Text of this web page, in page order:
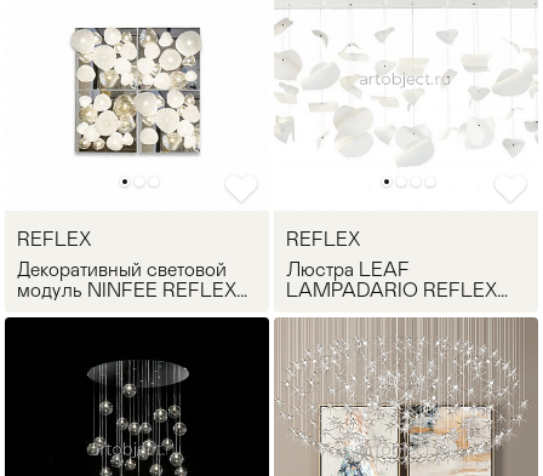
REFLEX
Декоративный световой
модуль NINFEE REFLEX
REFLEX
Люстра LEAF
LAMPADARIO REFLEX